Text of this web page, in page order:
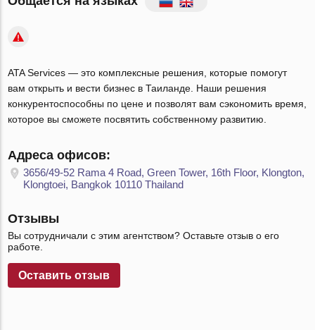
ATA Services — это комплексные решения, которые помогут
вам открыть и вести бизнес в Таиланде. Наши решения
конкурентоспособны по цене и позволят вам сэкономить время,
которое вы сможете посвятить собственному развитию.
Адреса офисов:
3656/49-52 Rama 4 Road, Green Tower, 16th Floor, Klongton,
Klongtoei, Bangkok 10110 Thailand
Отзывы
Вы сотрудничали с этим агентством? Оставьте отзыв о его
работе.
Оставить отзыв